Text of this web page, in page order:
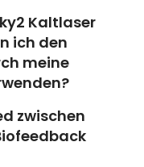
Kaltlaser
ich den
meine
zwischen